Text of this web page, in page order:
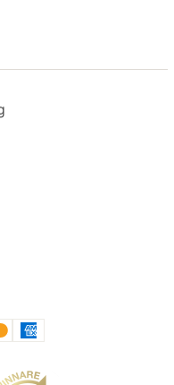
American Express